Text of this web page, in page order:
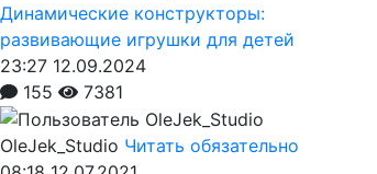
Динамические конструкторы:
развивающие игрушки для детей
23:27 12.09.2024
155
7381
OleJek_Studio Читать обязательно